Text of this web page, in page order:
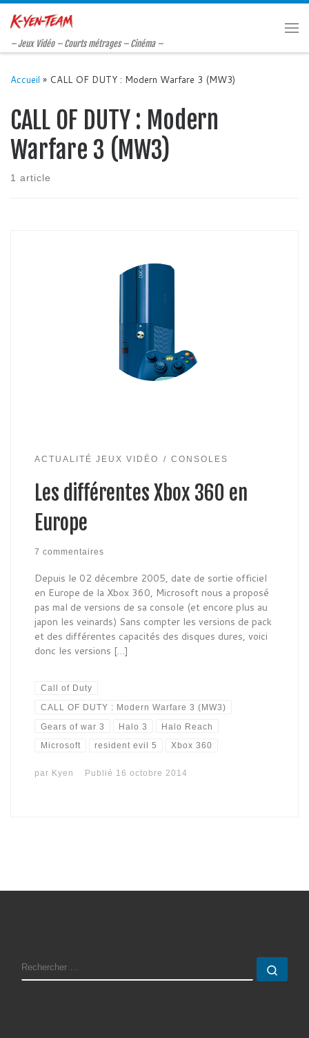
Passer au contenu
– Jeux Vidéo – Courts métrages – Cinéma –
Accueil » CALL OF DUTY : Modern Warfare 3 (MW3)
CALL OF DUTY : Modern
Warfare 3 (MW3)
1 article
ACTUALITÉ JEUX VIDÉO CONSOLES
Les différentes Xbox 360 en
Europe
7 commentaires
Depuis le 02 décembre 2005, date de sortie officiel
en Europe de la Xbox 360, Microsoft nous a proposé
pas mal de versions de sa console (et encore plus au
japon les veinards) Sans compter les versions de pack
et des différentes capacités des disques dures, voici
donc les versions […]
Call of Duty
CALL OF DUTY : Modern Warfare 3 (MW3)
Gears of war 3 Halo 3 Halo Reach
Microsoft resident evil 5 Xbox 360
par Kyen Publié 16 octobre 2014
RECHERCHER